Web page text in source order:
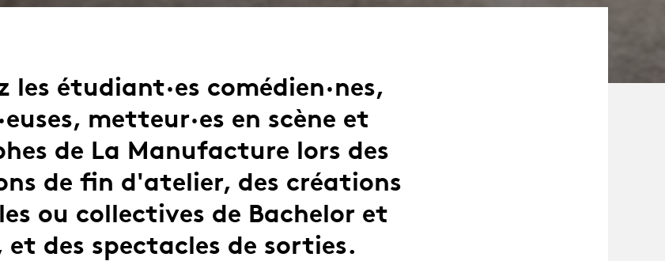
les étudiant·es comédien·nes,
metteur·es en scène et
de La Manufacture lors des
de fin d'atelier, des créations
ou collectives de Bachelor et
et des spectacles de sorties.